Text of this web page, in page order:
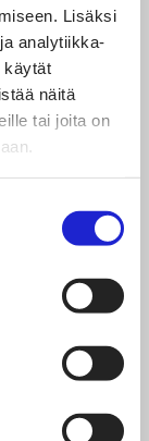
Lisäksi
analytiikka-
käytät
näitä
tai joita on
viimeistely-
sekä
Myös